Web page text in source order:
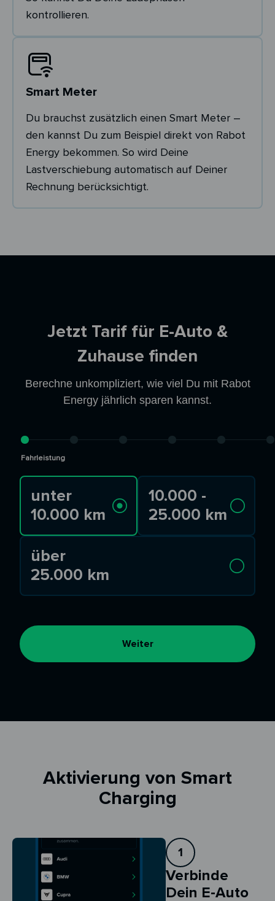
kontrollieren.
Smart Meter
Du brauchst zusätzlich einen Smart Meter –
den kannst Du zum Beispiel direkt von Rabot
Energy bekommen. So wird Deine
Lastverschiebung automatisch auf Deiner
Rechnung berücksichtigt.
Jetzt Tarif für E-Auto &
Zuhause finden
Berechne unkompliziert, wie viel Du mit Rabot
Energy jährlich sparen kannst.
Fahrleistung
unter
10.000 km
10.000 -
25.000 km
über
25.000 km
Weiter
Aktivierung von Smart
Charging
1
Verbinde
Dein E-Auto